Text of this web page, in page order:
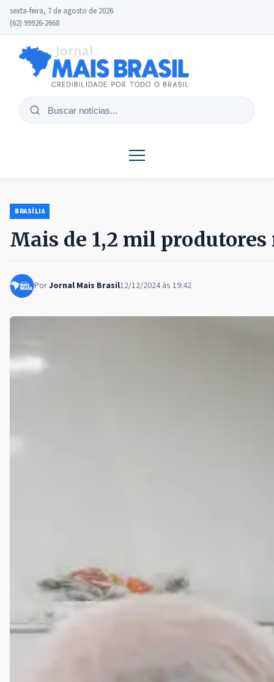
sexta-feira, 7 de agosto de 2026
(62) 99926-2668
Buscar
BRASÍLIA
Mais de 1,2 mil
PorJornal Mais Brasil12/12/2024 às 19:42